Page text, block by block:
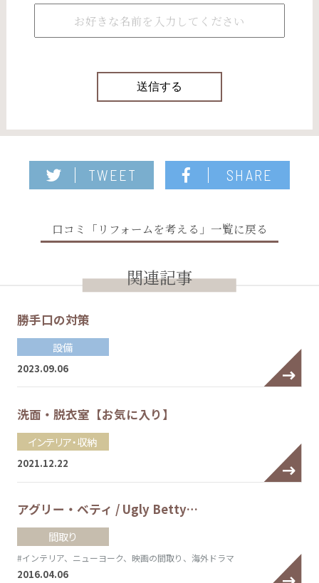
TWEET SHARE
口コミ「リフォームを考える」一覧に戻る
関連記事
勝手口の対策
設備
2023.09.06
洗面・脱衣室【お気に入り】
インテリア・収納
2021.12.22
アグリー・ベティ / Ugly Betty…
間取り
#インテリア、ニューヨーク、映画の間取り、海外ドラマ
2016.04.06